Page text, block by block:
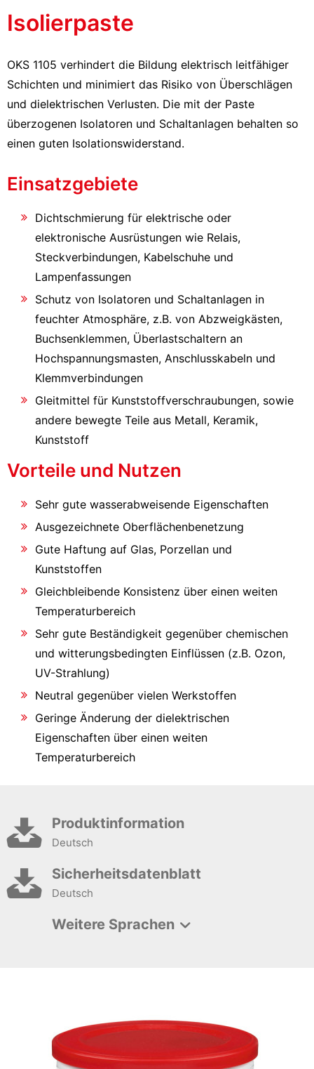
Isolierpaste
OKS 1105 verhindert die Bildung elektrisch leitfähiger
Schichten und minimiert das Risiko von Überschlägen
und dielektrischen Verlusten. Die mit der Paste
überzogenen Isolatoren und Schaltanlagen behalten so
einen guten Isolationswiderstand.
Einsatzgebiete
Dichtschmierung für elektrische oder
elektronische Ausrüstungen wie Relais,
Steckverbindungen, Kabelschuhe und
Lampenfassungen
Schutz von Isolatoren und Schaltanlagen in
feuchter Atmosphäre, z.B. von Abzweigkästen,
Buchsenklemmen, Überlastschaltern an
Hochspannungsmasten, Anschlusskabeln und
Klemmverbindungen
Gleitmittel für Kunststoffverschraubungen, sowie
andere bewegte Teile aus Metall, Keramik,
Kunststoff
Vorteile und Nutzen
Sehr gute wasserabweisende Eigenschaften
Ausgezeichnete Oberflächenbenetzung
Gute Haftung auf Glas, Porzellan und
Kunststoffen
Gleichbleibende Konsistenz über einen weiten
Temperaturbereich
Sehr gute Beständigkeit gegenüber chemischen
und witterungsbedingten Einflüssen (z.B. Ozon,
UV-Strahlung)
Neutral gegenüber vielen Werkstoffen
Geringe Änderung der dielektrischen
Eigenschaften über einen weiten
Temperaturbereich
Produktinformation
Deutsch
Sicherheitsdatenblatt
Deutsch
Weitere Sprachen